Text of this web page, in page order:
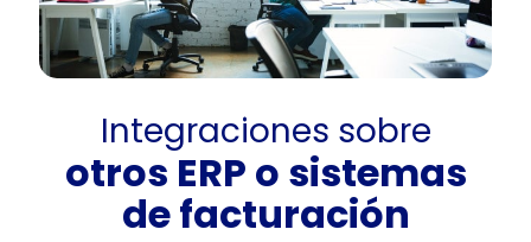
Integraciones sobre
otros ERP o sistemas
de facturación